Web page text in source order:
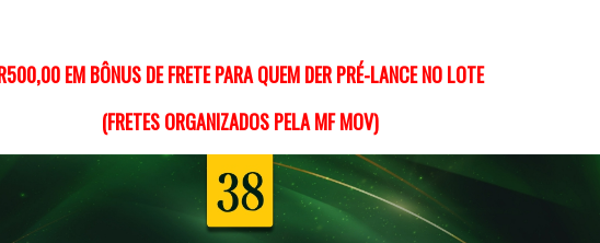
EM BÔNUS DE FRETE PARA QUEM DER PRÉ-LANCE NO LOTE
(FRETES ORGANIZADOS PELA MF MOV)